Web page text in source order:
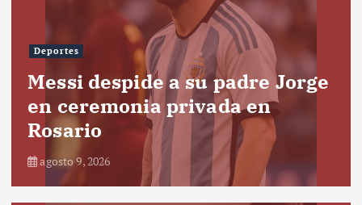
Deportes
Messi despide a su padre Jorge
en ceremonia privada en
Rosario
agosto 9, 2026